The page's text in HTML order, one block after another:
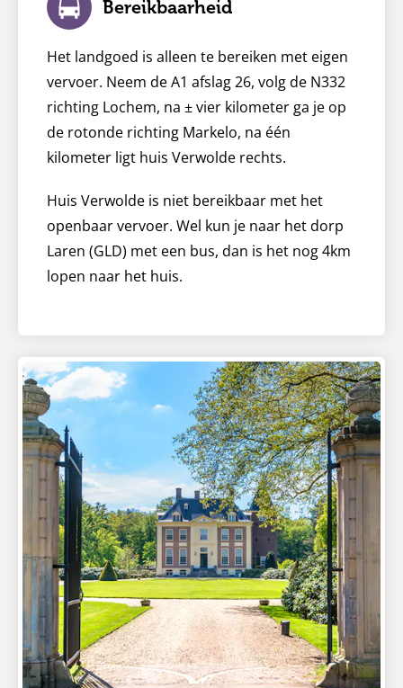
Bereikbaarheid
Het landgoed is alleen te bereiken met eigen
vervoer. Neem de A1 afslag 26, volg de N332
richting Lochem, na ± vier kilometer ga je op
de rotonde richting Markelo, na één
kilometer ligt huis Verwolde rechts.
Huis Verwolde is niet bereikbaar met het
openbaar vervoer. Wel kun je naar het dorp
Laren (GLD) met een bus, dan is het nog 4km
lopen naar het huis.